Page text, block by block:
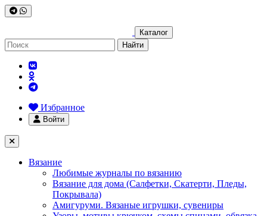
Каталог
Найти
Избранное
Войти
Вязание
Любимые журналы по вязанию
Вязание для дома (Салфетки, Скатерти, Пледы,
Покрывала)
Амигуруми. Вязаные игрушки, сувениры